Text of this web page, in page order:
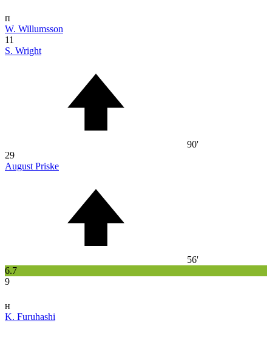
п
W. Willumsson
11
S. Wright
90'
29
August Priske
56'
6.7
9
н
K. Furuhashi